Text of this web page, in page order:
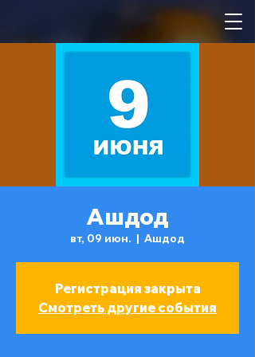
Ашдод
вт, 09 июн.
  |
Ашдод
Регистрация закрыта
Смотреть другие события